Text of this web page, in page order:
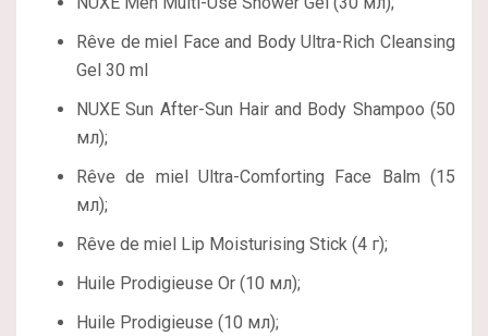
Rêve de miel Face and Body Ultra-Rich Cleansing
Gel 30 ml
NUXE Sun After-Sun Hair and Body Shampoo (50
мл);
Rêve de miel Ultra-Comforting Face Balm (15
мл);
Rêve de miel Lip Moisturising Stick (4 г);
Huile Prodigieuse Or (10 мл);
Huile Prodigieuse (10 мл);